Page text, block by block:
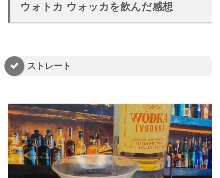
ウォトカ ウォッカを飲んだ感想
ストレート